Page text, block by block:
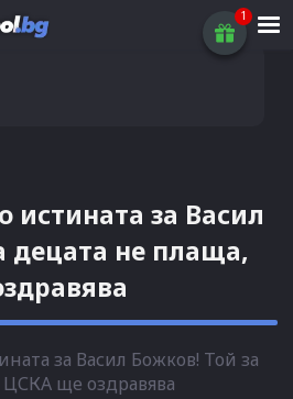
истината за Васил
децата не плаща,